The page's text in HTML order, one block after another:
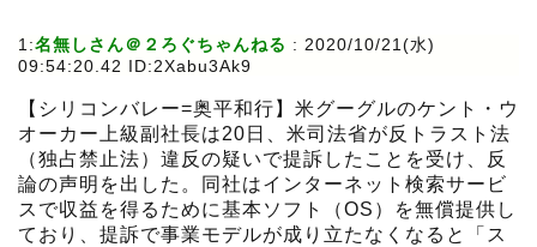
1:名無しさん＠２ろぐちゃんねる : 2020/10/21(水)
09:54:20.42 ID:2Xabu3Ak9
【シリコンバレー=奥平和行】米グーグルのケント・ウ
オーカー上級副社長は20日、米司法省が反トラスト法
（独占禁止法）違反の疑いで提訴したことを受け、反
論の声明を出した。同社はインターネット検索サービ
スで収益を得るために基本ソフト（OS）を無償提供し
ており、提訴で事業モデルが成り立たなくなると「ス